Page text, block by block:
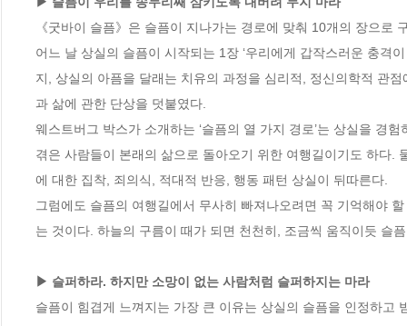
《굿바이 슬픔》은 슬픔이 지나가는 경로에 맞춰 10개의 장으로
어느 날 상실의 슬픔이 시작되는 1장 ‘우리에게 갑작스러운 충격
지, 상실의 아픔을 달래는 치유의 과정을 심리적, 정신의학적 관
과 삶에 관한 단상을 덧붙였다.
웨스트버그 박스가 소개하는 ‘슬픔의 열 가지 경로’는 상실을 경
겪은 사람들이 본래의 삶으로 돌아오기 위한 여행길이기도 하다.
에 대한 집착, 죄의식, 적대적 반응, 행동 패턴 상실이 뒤따른다.
그럼에도 슬픔의 여행길에서 무사히 빠져나오려면 꼭 기억해야
는 것이다. 하늘의 구름이 때가 되면 천천히, 조금씩 움직이듯 슬
▶ 슬퍼하라. 하지만 소망이 없는 사람처럼 슬퍼하지는 마라
슬픔이 힘겹게 느껴지는 가장 큰 이유는 상실의 슬픔을 인정하고